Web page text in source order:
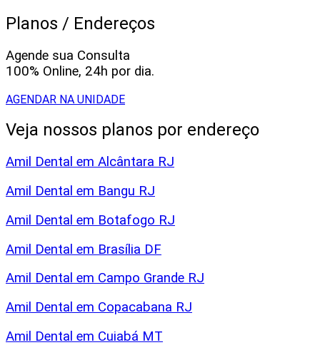
Planos / Endereços
Agende sua Consulta
100% Online, 24h por dia.
AGENDAR NA UNIDADE
Veja nossos planos por endereço
Amil Dental em Alcântara RJ
Amil Dental em Bangu RJ
Amil Dental em Botafogo RJ
Amil Dental em Brasília DF
Amil Dental em Campo Grande RJ
Amil Dental em Copacabana RJ
Amil Dental em Cuiabá MT